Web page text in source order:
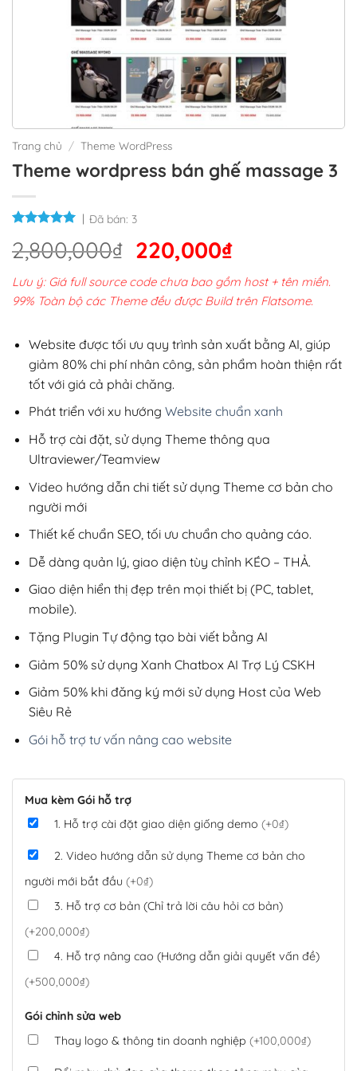
Trang chủ / Theme WordPress
Theme wordpress bán ghế massage 3
Đã bán: 3
2,800,000₫ Giá
gốc
là:
2,800,000₫.
220,000₫Giá
hiện
tại
220,000₫.
Lưu ý: Giá full source code chưa bao gồm host + tên miền.
99% Toàn bộ các Theme đều được Build trên Flatsome.
Website được tối ưu quy trình sản xuất bằng AI, giúp
giảm 80% chi phí nhân công, sản phẩm hoàn thiện rất
tốt với giá cả phải chăng.
Phát triển với xu hướng Website chuẩn xanh
Hỗ trợ cài đặt, sử dụng Theme thông qua
Ultraviewer/Teamview
Video hướng dẫn chi tiết sử dụng Theme cơ bản cho
người mới
Thiết kế chuẩn SEO, tối ưu chuẩn cho quảng cáo.
Dễ dàng quản lý, giao diện tùy chỉnh KÉO – THẢ.
Giao diện hiển thị đẹp trên mọi thiết bị (PC, tablet,
mobile).
Tặng Plugin Tự động tạo bài viết bằng AI
Giảm 50% sử dụng Xanh Chatbox AI Trợ Lý CSKH
Giảm 50% khi đăng ký mới sử dụng Host của Web
Siêu Rẻ
Gói hỗ trợ tư vấn nâng cao website
Mua kèm Gói hỗ trợ
1. Hỗ trợ cài đặt giao diện giống demo (+0₫)
2. Video hướng dẫn sử dụng Theme cơ bản cho
người mới bắt đầu (+0₫)
3. Hỗ trợ cơ bản (Chỉ trả lời câu hỏi cơ bản)
(+200,000₫)
4. Hỗ trợ nâng cao (Hướng dẫn giải quyết vấn đề)
(+500,000₫)
Gói chỉnh sửa web
Thay logo & thông tin doanh nghiệp (+100,000₫)